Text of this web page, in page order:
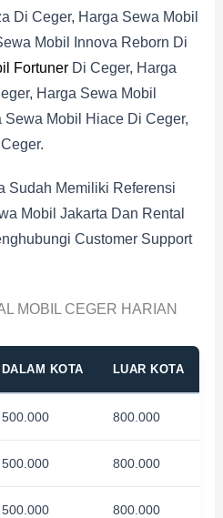
Di Ceger, Harga Sewa Mobil
Mobil Innova Reborn Di
FortunerDi Ceger, Harga
Harga Sewa Mobil
Mobil Hiace Di Ceger,
Sudah Memiliki Referensi
Mobil Jakarta Dan Rental
Customer Support
MOBIL CEGER HARIAN
DALAM KOTA LUAR KOTA
500.000 800.000
500.000 800.000
500.000 800.000